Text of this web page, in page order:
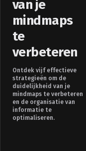
van je
mindmaps
te
verbeteren
Ontdek vijf effectieve
strategieën om de
duidelijkheid van je
mindmaps te verbeteren
en de organisatie van
informatie te
optimaliseren.